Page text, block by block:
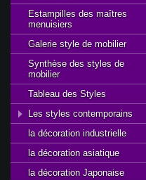
Estampilles des maîtres
menuisiers
Galerie style de mobilier
Synthèse des styles de
mobilier
Tableau des Styles
Les styles contemporains
la décoration industrielle
la décoration asiatique
la décoration Japonaise